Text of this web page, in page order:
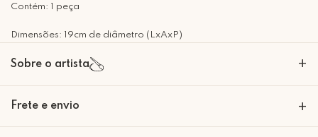
Contém: 1 peça
Dimensões: 19cm de diâmetro (LxAxP)
Sobre o artista +
A Mimo Galeria nasceu para transformar paredes em expressões de
Frete e envio +